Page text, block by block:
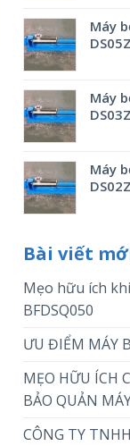
Máy
Máy
Máy
Bài viết
Mẹo hữu ích
BFDSQ050
ƯU ĐIỂM MÁY
MẸO HỮU ÍCH
BẢO QUẢN
CÔNG TY